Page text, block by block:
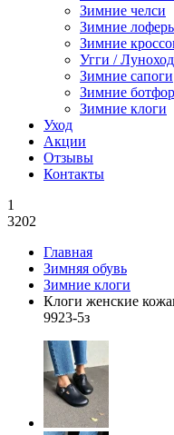
Зимние челси
Зимние
Зимние
Угги /
Зимние сапоги
Зимние
Зимние клоги
Уход
Акции
Отзывы
Контакты
1
3202
Главная
Зимняя обувь
Зимние клоги
Клоги женские
9923-5з